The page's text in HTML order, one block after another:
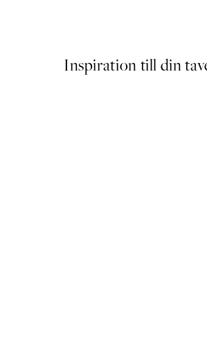
Inspiration till din